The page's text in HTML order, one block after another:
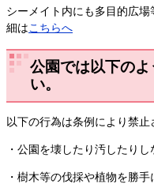
シーメイト内にも多目的広
細はこちらへ
公園では以下の
い。
以下の行為は条例により禁止
・公園を壊したり汚したりし
・樹木等の伐採や植物を勝手